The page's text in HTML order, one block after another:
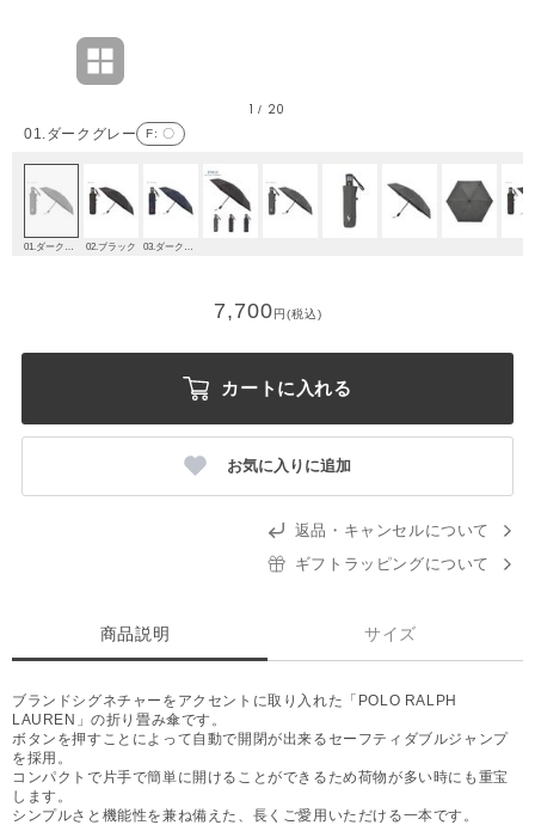
01.ダークグレー F: 〇
1 / 20
02.ブラック
7,700円(税込)
カートに入れる
お気に入りに追加
返品・キャンセルについて
ギフトラッピングについて
商品説明 サイズ
ブランドシグネチャーをアクセントに取り入れた「POLO RALPH
LAUREN」の折り畳み傘です。
ボタンを押すことによって自動で開閉が出来るセーフティダブルジャンプ
を採用。
コンパクトで片手で簡単に開けることができるため荷物が多い時にも重宝
します。
シンプルさと機能性を兼ね備えた、長くご愛用いただける一本です。